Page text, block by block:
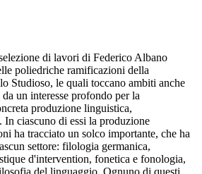
di lavori di Federico Albano
poliedriche ramificazioni della
Studioso, le quali toccano ambiti anche
un interesse profondo per la
produzione linguistica,
In ciascuno di essi la produzione
ha tracciato un solco importante, che ha
settore: filologia germanica,
d'intervention, fonetica e fonologia,